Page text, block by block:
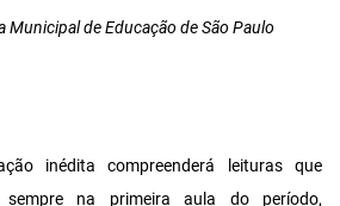
Municipal de Educação de São Paulo
inédita compreenderá leituras que
na primeira aula do período,